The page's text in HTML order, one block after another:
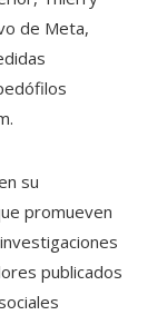
de Meta,
su
promueven
publicados